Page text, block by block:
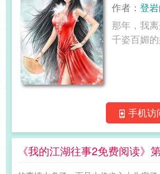
作者： 登
那年，我
手机访
《我的江湖往事2免费阅读》